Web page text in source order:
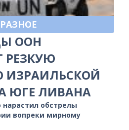
РАЗНОЕ
ООН
ЮГЕ ЛИВАНА
обстрелы
вопреки мирному